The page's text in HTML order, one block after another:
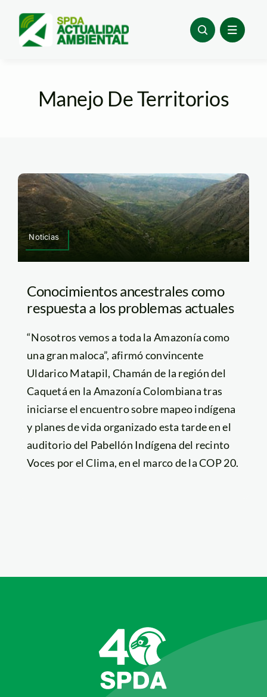
content
Manejo De Territorios
Noticias
Conocimientos ancestrales como
respuesta a los problemas actuales
“Nosotros vemos a toda la Amazonía como
una gran maloca”, afirmó convincente
Uldarico Matapil, Chamán de la región del
Caquetá en la Amazonía Colombiana tras
iniciarse el encuentro sobre mapeo indígena
y planes de vida organizado esta tarde en el
auditorio del Pabellón Indígena del recinto
Voces por el Clima, en el marco de la COP 20.